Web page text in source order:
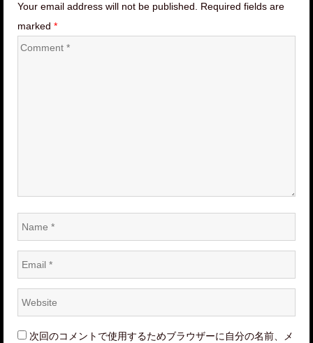
Your email address will not be published. Required fields are
marked *
Comment
Name
*
Email
*
Website
*
次回のコメントで使用するためブラウザーに自分の名前、メ